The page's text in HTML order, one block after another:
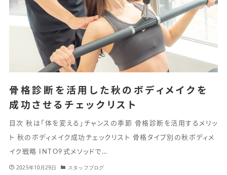
骨格診断を活用した秋のボディメイクを
成功させるチェックリスト
目次 秋は「体を変える」チャンスの季節 骨格診断を活用するメリッ
ト 秋のボディメイク成功チェックリスト 骨格タイプ別の秋ボディメ
イク戦略 INTO9式メソッドで…
2025年10月29日 スタッフブログ